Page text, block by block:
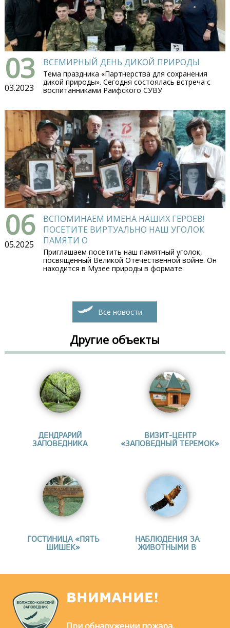
03
03.2023
ВСЕМИРНЫЙ ДЕНЬ ДИКОЙ ПРИРОДЫ
Тема праздника «Партнерства для сохранения
дикой природы». Сегодня состоялась встреча с
воспитанниками Раифского СУВУ
06
05.2025
ВСПОМИНАЕМ ИМЕНА НАШИХ ГЕРОЕВ!
ПОСЕТИТЕ ВИРТУАЛЬНО НАШ УГОЛОК
ПАМЯТИ О
Приглашаем посетить наш памятный уголок,
посвященный Великой Отечественной войне. Он
находится в Музее природы в формате
Все новости
Другие объекты
ДЕНДРАРИЙ
ЗАПОВЕДНИКА
ВИЗИТ-ЦЕНТР
«ЗАПОВЕДНЫЙ ТЕРЕМОК»
ГОСТИНИЦА «ПЯТЬ
ШИШЕК»
НАБЛЮДЕНИЯ ЗА
ЖИВОТНЫМИ В
ВНИМАНИЕ!